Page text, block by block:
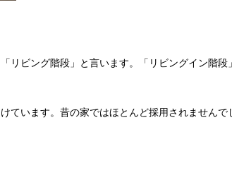
リビング階段」と言います。「リビングイン階段
ています。昔の家ではほとんど採用されませんで